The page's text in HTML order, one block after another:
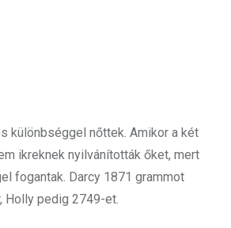
különbséggel nőttek. Amikor a két
ikreknek nyilvánították őket, mert
fogantak. Darcy 1871 grammot
pedig 2749-et.